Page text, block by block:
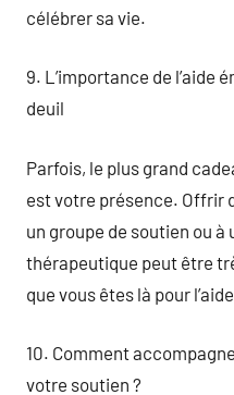
célébrer sa vie.
9. L’importance de l’aide
deuil
Parfois, le plus grand
est votre présence. Offrir
un groupe de soutien ou
thérapeutique peut être
que vous êtes là pour
10. Comment
votre soutien ?